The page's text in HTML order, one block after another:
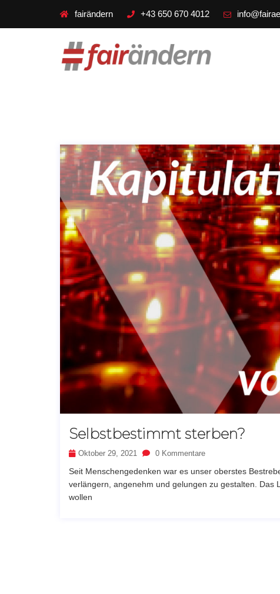
fairändern +43 650 670 4012
Selbstbestimmt sterben?
Oktober 29, 2021 0 Kommentare
Seit Menschengedenken war es unser oberstes
verlängern, angenehm und gelungen zu gestalten.
wollen